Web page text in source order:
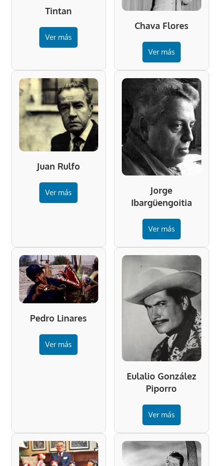
Tintan
Ver más
Chava Flores
Ver más
Juan Rulfo
Ver más
Jorge
Ibargüengoitia
Ver más
Pedro Linares
Ver más
Eulalio González
Piporro
Ver más